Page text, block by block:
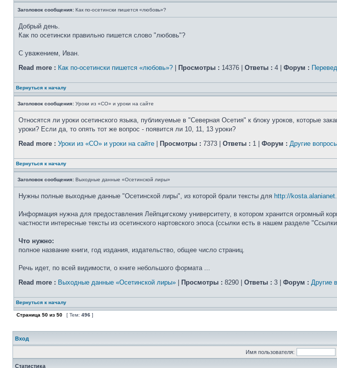
Заголовок сообщения: Как по-осетински пишется «любовь»?
Добрый день.
Как по осетински правильно пишется слово "любовь"?
С уважением, Иван.
Read more : Как по-осетински пишется «любовь»? Просмотры : 14376 | Ответы : 4 | Форум :
Вернуться к началу
Заголовок сообщения: Уроки из «СО» и уроки на сайте
Относятся ли уроки осетинского языка, публикуемые в "Северная Осетия" к блоку уроков, которые
уроки? Если да, то опять тот же вопрос - появится ли 10, 11, 13 уроки?
Read more : Уроки из «СО» и уроки на сайте Просмотры : 7373 | Ответы : 1 | Форум : Другие
Вернуться к началу
Заголовок сообщения: Выходные данные «Осетинской лиры»
Нужны полные выходные данные "Осетинской лиры", из которой брали тексты для http://
Информация нужна для предоставления Лейпцигскому университету, в котором хранится огромный
частности интересные тексты из осетинского нартовского эпоса (ссылки есть в нашем разделе
Что нужно:
полное название книги, год издания, издательство, общее число страниц.
Речь идет, по всей видимости, о книге небольшого формата ...
Read more : Выходные данные «Осетинской лиры» Просмотры : 8290 | Ответы : 3 | Форум : Другие
Вернуться к началу
Страница 50 из 50 [ Тем: 496 ]
Вход
Имя пользователя:
Статистика